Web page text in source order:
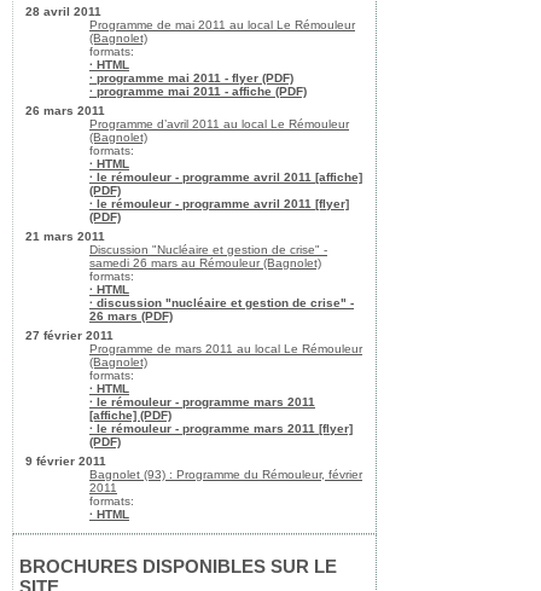
28 avril 2011
Programme de mai 2011 au local Le Rémouleur
(Bagnolet)
formats:
· HTML
· programme mai 2011 - flyer (PDF)
· programme mai 2011 - affiche (PDF)
26 mars 2011
Programme d’avril 2011 au local Le Rémouleur
(Bagnolet)
formats:
· HTML
· le rémouleur - programme avril 2011 [affiche]
(PDF)
· le rémouleur - programme avril 2011 [flyer]
(PDF)
21 mars 2011
Discussion "Nucléaire et gestion de crise" -
samedi 26 mars au Rémouleur (Bagnolet)
formats:
· HTML
· discussion "nucléaire et gestion de crise" -
26 mars (PDF)
27 février 2011
Programme de mars 2011 au local Le Rémouleur
(Bagnolet)
formats:
· HTML
· le rémouleur - programme mars 2011
[affiche] (PDF)
· le rémouleur - programme mars 2011 [flyer]
(PDF)
9 février 2011
Bagnolet (93) : Programme du Rémouleur, février
2011
formats:
· HTML
BROCHURES DISPONIBLES SUR LE